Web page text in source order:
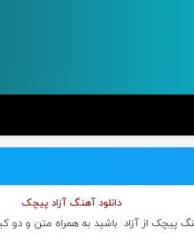
دانلود آهنگ آزاد پیچک
پیچک از آزادباشید به همراه متن و دو